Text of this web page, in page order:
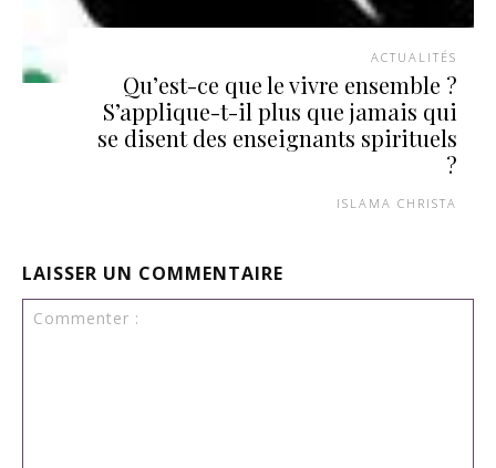
ACTUALITÉS
Qu’est-ce que le vivre ensemble ?
S’applique-t-il plus que jamais qui
se disent des enseignants spirituels
?
ISLAMA CHRISTA
LAISSER UN COMMENTAIRE